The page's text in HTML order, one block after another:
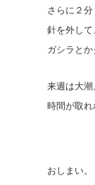
さらに２分
針を外して
ガシラと
来週は大潮
時間が取れ
おしまい。